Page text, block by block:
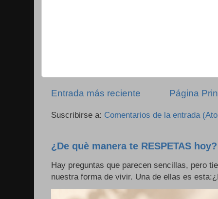
Entrada más reciente Página
Suscribirse a: Comentarios de la entrada
¿De què manera te RESPETAS hoy?
Hay preguntas que parecen sencillas, pero
nuestra forma de vivir. Una de ellas es